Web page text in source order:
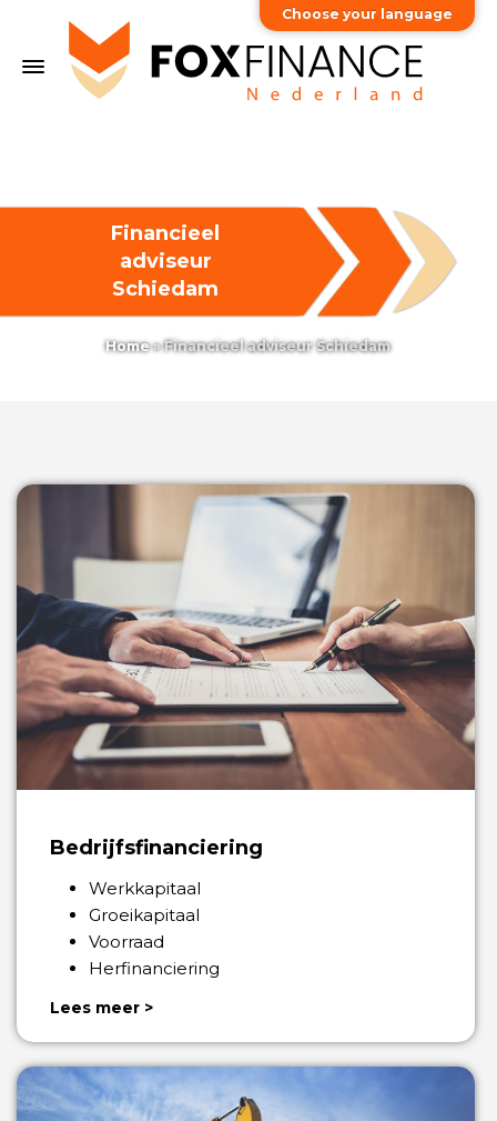
Financieel
adviseur
Schiedam
Home»Financieel adviseur Schiedam
Bedrijfsfinanciering
Werkkapitaal
Groeikapitaal
Voorraad
Herfinanciering
Lees meer >
Choose your language